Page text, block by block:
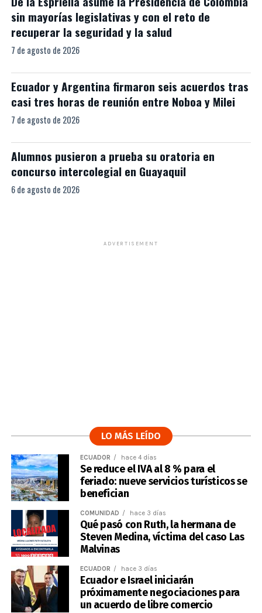
sin mayorías legislativas y con el reto de
recuperar la seguridad y la salud
7 de agosto de 2026
Ecuador y Argentina firmaron seis acuerdos tras
casi tres horas de reunión entre Noboa y Milei
7 de agosto de 2026
Alumnos pusieron a prueba su oratoria en
concurso intercolegial en Guayaquil
6 de agosto de 2026
ADVERTISEMENT
LO MÁS LEÍDO
ECUADOR hace 4 días
Se reduce el IVA al 8 % para el
feriado: nueve servicios turísticos se
benefician
COMUNIDAD hace 3 días
Qué pasó con Ruth, la hermana de
Steven Medina, víctima del caso Las
Malvinas
ECUADOR hace 3 días
Ecuador e Israel iniciarán
próximamente negociaciones para
un acuerdo de libre comercio